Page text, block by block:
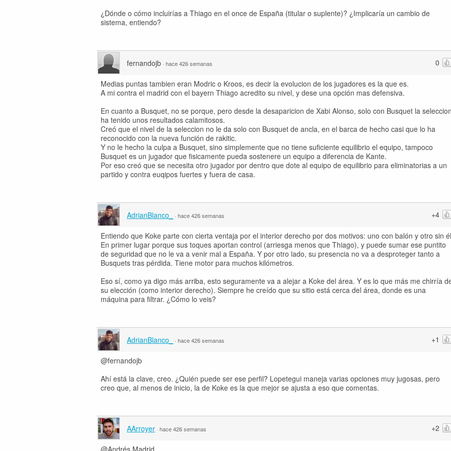
¿Dónde o cómo incluirías a Thiago en el once de España (titular o suplente)? ¿Implicaría un cambio de
sistema, entiendo?
0
fernandojb · hace 426 semanas
Medias puntas tambien eran Modric o Kroos, es decir la evolucion de los jugadores es la que es.
A mi contra el madrid con el bayern Thiago acredito su nivel, y dese una opción mas defensiva.
En cuanto a Busquet, no se porque, pero desde la desaparicion de Xabi Alonso, solo con Busquet la
ha tenido unos resultados calamitosos.
Creó que el nivel de la seleccion no le da solo con Busquet de ancla, en el barca de hecho casi que lo ha
reconocido con la nueva función de rakitic.
Y no le hecho la culpa a Busquet, sino simplemente que no tiene suficiente equilibrio el equipo, tampoco
Busquet es un jugador que fisicamente pueda sostenere un equipo a diferencia de Kante.
Por eso creó que se necesita otro jugador por dentro que dote al equipo de equilibrio para eliminatorias a un
partido y contra euqipos fuertes y fuera de casa.
+4
AdrianBlanco_ · hace 426 semanas
Entiendo que Koke parte con cierta ventaja por el interior derecho por dos motivos: uno con balón y otro sin
En primer lugar porque sus toques aportan control (arriesga menos que Thiago), y puede sumar ese puntito
de seguridad que no le va a venir mal a España. Y por otro lado, su presencia no va a desproteger tanto a
Busquets tras pérdida. Tiene motor para muchos kilómetros.
Eso sí, como ya digo más arriba, esto seguramente va a alejar a Koke del área. Y es lo que más me chirría
su elección (como interior derecho). Siempre he creído que su sitio está cerca del área, donde es una
máquina para filtrar. ¿Cómo lo veis?
+1
AdrianBlanco_ · hace 426 semanas
@fernandojb
Ahí está la clave, creo. ¿Quién puede ser ese perfil? Lopetegui maneja varias opciones muy jugosas, pero
creo que, al menos de inicio, la de Koke es la que mejor se ajusta a eso que comentas.
+2
AArroyer · hace 426 semanas
@Andrés Madrid